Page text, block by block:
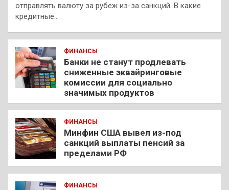
отправлять валюту за рубеж из-за санкций. В какие
кредитные…
ФИНАНСЫ
Банки не станут продлевать
сниженные эквайринговые
комиссии для социально
значимых продуктов
ФИНАНСЫ
Минфин США вывел из-под
санкций выплаты пенсий за
пределами РФ
ФИНАНСЫ